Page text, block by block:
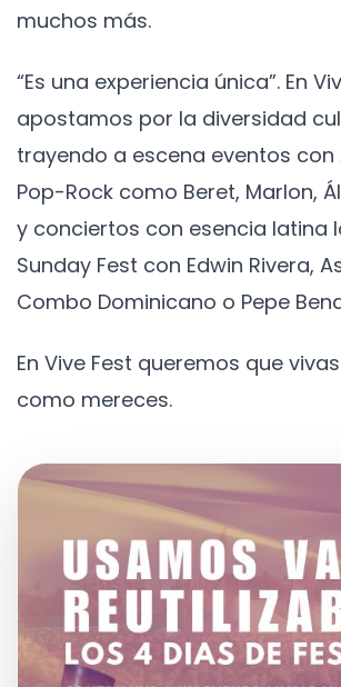
muchos más.
“Es una experiencia única”. En
apostamos por la diversidad
trayendo a escena eventos
Pop-Rock como Beret, Marlon,
y conciertos con esencia latina
Sunday Fest con Edwin Rivera,
Combo Dominicano o Pepe
En Vive Fest queremos que
como mereces.